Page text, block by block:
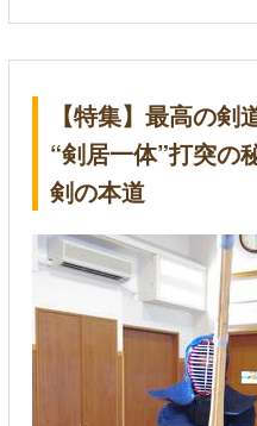
【特集】最高の剣
“剣居一体”打突の
剣の本道